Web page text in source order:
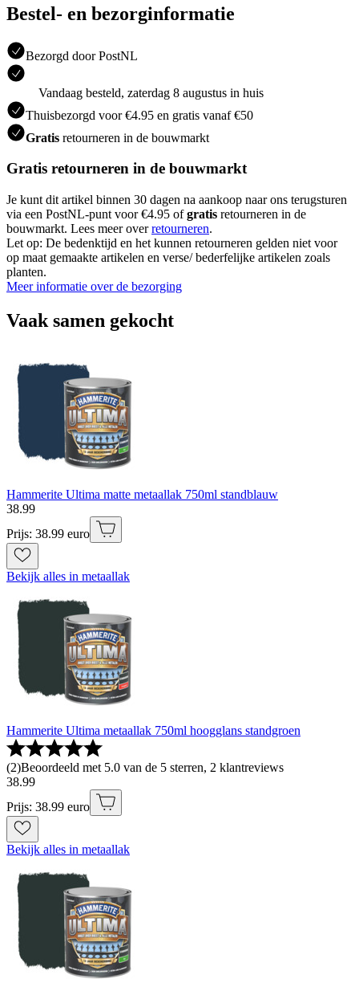
Bestel- en bezorginformatie
Bezorgd door PostNL
Vandaag besteld, zaterdag 8 augustus in huis
Thuisbezorgd voor €4.95 en gratis vanaf €50
Gratis retourneren in de bouwmarkt
Gratis retourneren in de bouwmarkt
Je kunt dit artikel binnen 30 dagen na aankoop naar ons terugsturen
via een PostNL-punt voor €4.95 ofgratis retourneren in de
bouwmarkt. Lees meer overretourneren.
Let op: De bedenktijd en het kunnen retourneren gelden niet voor
op maat gemaakte artikelen en verse/ bederfelijke artikelen zoals
planten.
Meer informatie over de bezorging
Vaak samen gekocht
Hammerite Ultima matte metaallak 750ml standblauw
38.99
Prijs: 38.99 euro
Bekijk alles in metaallak
Hammerite Ultima metaallak 750ml hoogglans standgroen
(2)Beoordeeld met 5.0 van de 5 sterren, 2 klantreviews
38.99
Prijs: 38.99 euro
Bekijk alles in metaallak